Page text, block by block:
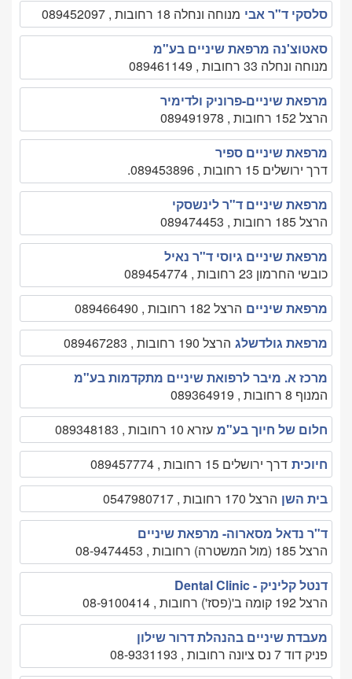
סלסקי ד"ר אבי מנוחה ונחלה 18 רחובות , 089452097
סאטוצ'נה מרפאת שיניים בע"מ
מנוחה ונחלה 33 רחובות , 089461149
מרפאת שיניים-פרוניק ולדימיר
הרצל 152 רחובות , 089491978
מרפאת שיניים ספיר
דרך ירושלים 15 רחובות , 089453896.
מרפאת שיניים ד"ר לינשסקי
הרצל 185 רחובות , 089474453
מרפאת שיניים גיוסי ד"ר נאיל
כובשי החרמון 23 רחובות , 089454774
מרפאת שיניים הרצל 182 רחובות , 089466490
מרפאת גולדשלג הרצל 190 רחובות , 089467283
מרכז א. מיבר לרפואת שיניים מתקדמות בע"מ
המנוף 8 רחובות , 089364919
חלום של חיוך בע"מ עזרא 10 רחובות , 089348183
חיוכית דרך ירושלים 15 רחובות , 089457774
בית השן הרצל 170 רחובות , 0547980717
ד"ר נדאל מסארוה- מרפאת שיניים
הרצל 185 (מול המשטרה) רחובות , 08-9474453
דנטל קליניק - Dental Clinic
הרצל 192 קומה ב'(פסז') רחובות , 08-9100414
מעבדת שיניים בהנהלת דרור שילון
פניק דוד 7 נס ציונה רחובות , 08-9331193